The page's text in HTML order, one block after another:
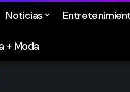
Noticias
+ Moda